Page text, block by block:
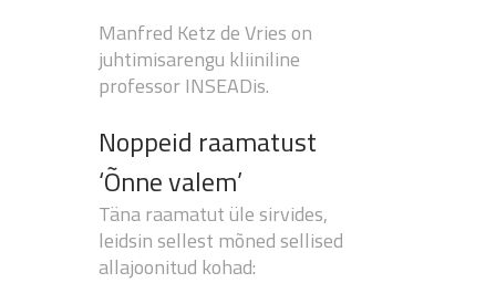
Manfred Ketz de Vries on
juhtimisarengu kliiniline
professor INSEADis.
Noppeid raamatust
‘Õnne valem’
Täna raamatut üle sirvides,
leidsin sellest mõned sellised
allajoonitud kohad: